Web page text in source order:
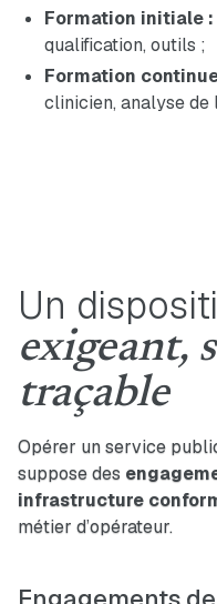
Formation initiale :
qualification, outils ;
Formation
clinicien, analyse de
Un
exigeant,
traçable
Opérer un service
suppose des
infrastructure
métier d’opérateur.